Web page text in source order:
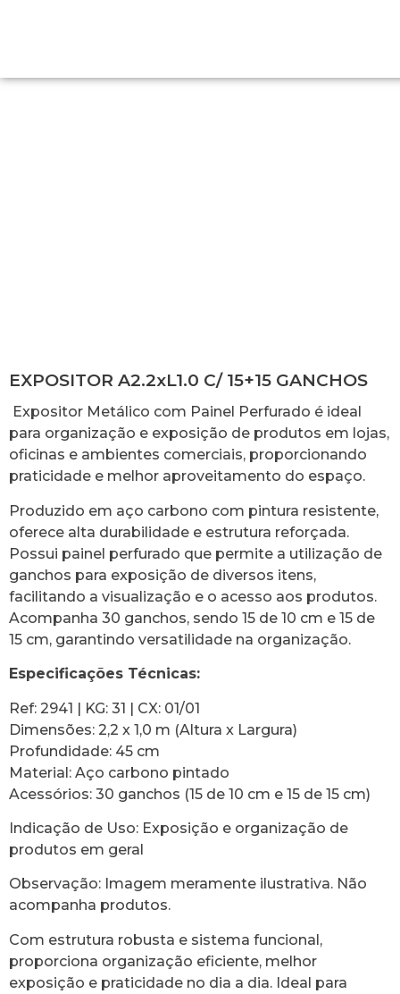
EXPOSITOR A2.2xL1.0 C/ 15+15 GANCHOS
Expositor Metálico com Painel Perfurado é ideal
para organização e exposição de produtos em lojas,
oficinas e ambientes comerciais, proporcionando
praticidade e melhor aproveitamento do espaço.
Produzido em aço carbono com pintura resistente,
oferece alta durabilidade e estrutura reforçada.
Possui painel perfurado que permite a utilização de
ganchos para exposição de diversos itens,
facilitando a visualização e o acesso aos produtos.
Acompanha 30 ganchos, sendo 15 de 10 cm e 15 de
15 cm, garantindo versatilidade na organização.
Especificações Técnicas:
Ref: 2941 | KG: 31 | CX: 01/01
Dimensões: 2,2 x 1,0 m (Altura x Largura)
Profundidade: 45 cm
Material: Aço carbono pintado
Acessórios: 30 ganchos (15 de 10 cm e 15 de 15 cm)
Indicação de Uso: Exposição e organização de
produtos em geral
Observação: Imagem meramente ilustrativa. Não
acompanha produtos.
Com estrutura robusta e sistema funcional,
proporciona organização eficiente, melhor
exposição e praticidade no dia a dia. Ideal para